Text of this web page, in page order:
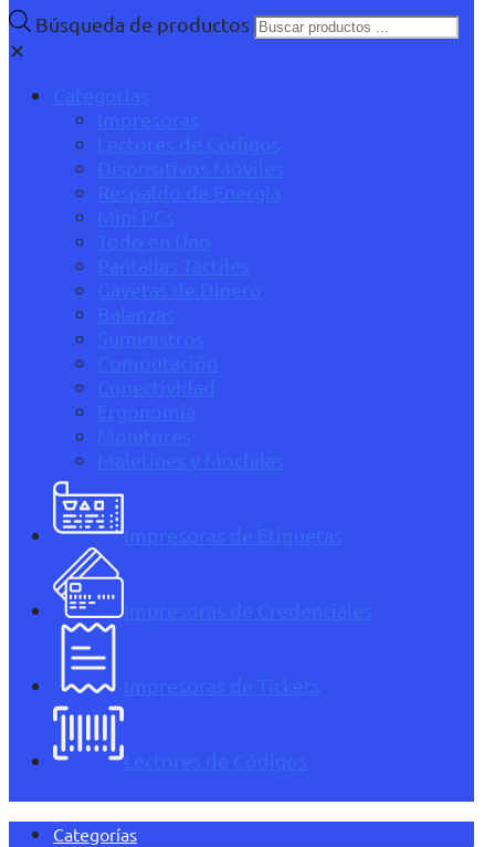
Búsqueda de productos
✕
Categorías
Impresoras
Lectores de Códigos
Dispositivos Móviles
Respaldo de Energía
Mini PCs
Todo en Uno
Pantallas Táctiles
Gavetas de Dinero
Balanzas
Suministros
Computación
Conectividad
Ergonomía
Monitores
Maletines y Mochilas
Impresoras de Etiquetas
Impresoras de Credenciales
Impresoras de Tickets
Lectores de Códigos
Categorías